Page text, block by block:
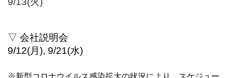
▽ 会社説明会
9/12(月), 9/21(水)
※新型コロナウイルス感染拡大の状況により、スケジュー